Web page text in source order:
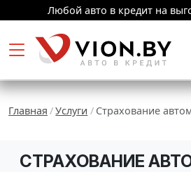
Любой авто в кредит на
Главная Услуги Страхование
СТРАХОВАНИЕ